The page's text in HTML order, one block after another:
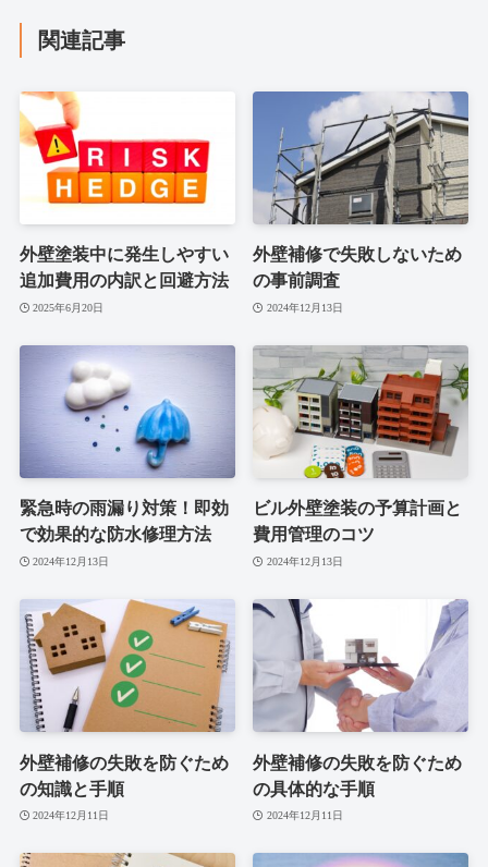
関連記事
外壁塗装中に発生しやすい
追加費用の内訳と回避方法
2025年6月20日
外壁補修で失敗しないため
の事前調査
2024年12月13日
緊急時の雨漏り対策！即効
で効果的な防水修理方法
2024年12月13日
ビル外壁塗装の予算計画と
費用管理のコツ
2024年12月13日
外壁補修の失敗を防ぐため
の知識と手順
2024年12月11日
外壁補修の失敗を防ぐため
の具体的な手順
2024年12月11日